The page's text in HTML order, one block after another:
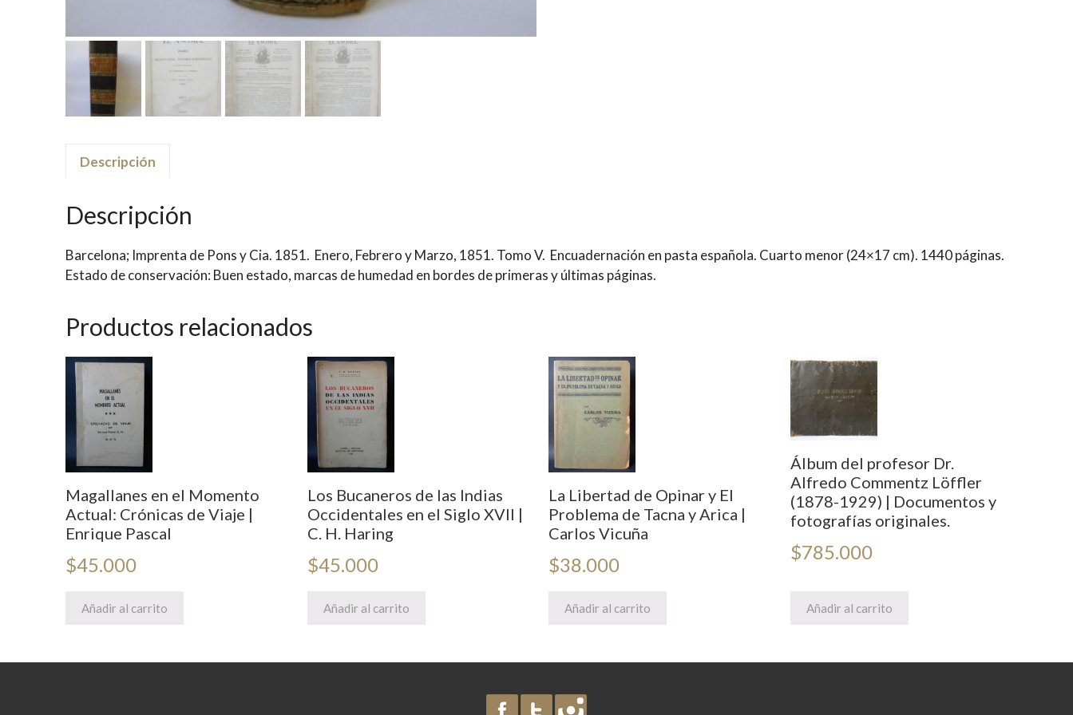
Descripción
Descripción
Barcelona; Imprenta de Pons y Cia. 1851. Enero, Febrero y Marzo, 1851. Tomo V. Encuadernación en pasta española. Cuarto menor (24×17 cm). 1440 páginas.
Estado de conservación: Buen estado, marcas de humedad en bordes de primeras y últimas páginas.
Productos relacionados
Magallanes en el Momento
Actual: Crónicas de Viaje |
Enrique Pascal
$45.000
Añadir al carrito
Los Bucaneros de las Indias
Occidentales en el Siglo XVII |
C. H. Haring
$45.000
Añadir al carrito
La Libertad de Opinar y El
Problema de Tacna y Arica |
Carlos Vicuña
$38.000
Añadir al carrito
Álbum del profesor Dr.
Alfredo Commentz Löffler
(1878-1929) | Documentos y
fotografías originales.
$785.000
Añadir al carrito